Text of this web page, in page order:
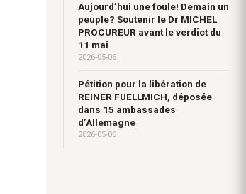
Aujourd’hui une foule! Demain un
peuple? Soutenir le Dr MICHEL
PROCUREUR avant le verdict du
11 mai
2026-05-06
Pétition pour la libération de
REINER FUELLMICH, déposée
dans 15 ambassades
d’Allemagne
2026-05-06